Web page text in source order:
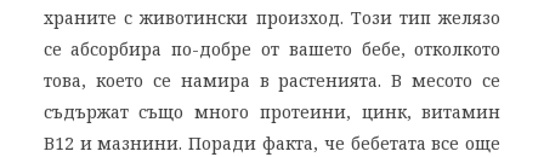
храните с животински произход. Този тип желязо
се абсорбира по-добре от вашето бебе, отколкото
това, което се намира в растенията. В месото се
съдържат също много протеини, цинк, витамин
В12 и мазнини. Поради факта, че бебетата все още